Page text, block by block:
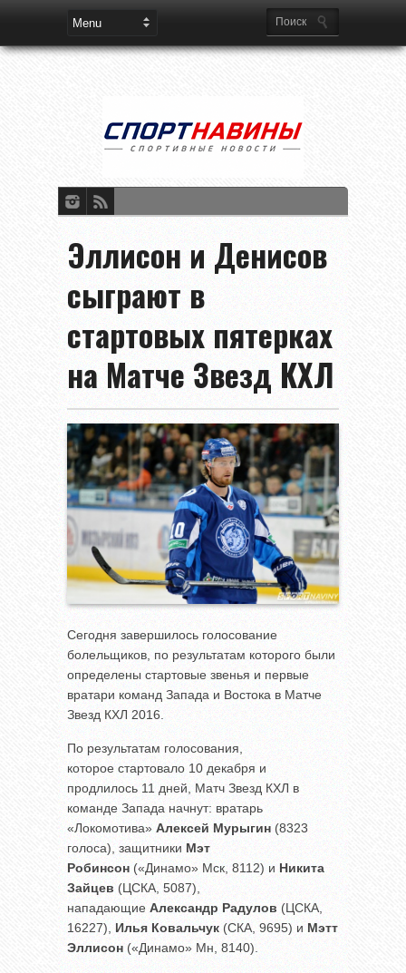
Эллисон и Денисов
сыграют в
стартовых пятерках
на Матче Звезд КХЛ
Сегодня завершилось голосование
болельщиков, по результатам которого были
определены стартовые звенья и первые
вратари команд Запада и Востока в Матче
Звезд КХЛ 2016.
По результатам голосования,
которое стартовало 10 декабря и
продлилось 11 дней, Матч Звезд КХЛ в
команде Запада начнут: вратарь
«Локомотива» Алексей Мурыгин (8323
голоса), защитники Мэт
Робинсон («Динамо» Мск, 8112) и Никита
Зайцев (ЦСКА, 5087),
нападающие Александр Радулов (ЦСКА,
16227), Илья Ковальчук (СКА, 9695) и Мэтт
Эллисон («Динамо» Мн, 8140).